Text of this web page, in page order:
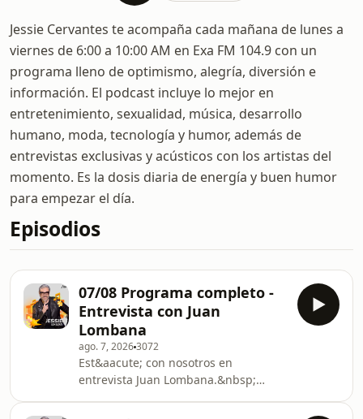
Jessie Cervantes te acompaña cada mañana de lunes a
viernes de 6:00 a 10:00 AM en Exa FM 104.9 con un
programa lleno de optimismo, alegría, diversión e
información. El podcast incluye lo mejor en
entretenimiento, sexualidad, música, desarrollo
humano, moda, tecnología y humor, además de
entrevistas exclusivas y acústicos con los artistas del
momento. Es la dosis diaria de energía y buen humor
para empezar el día.
Episodios
07/08 Programa completo -
Entrevista con Juan
Lombana
ago. 7, 20263072
Est&aacute; con nosotros en
entrevista Juan Lombana.&nbsp;